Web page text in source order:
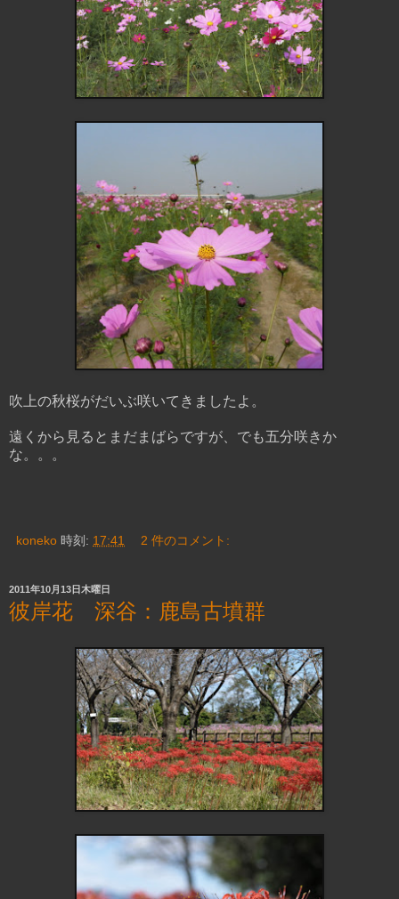
吹上の秋桜がだいぶ咲いてきましたよ。
遠くから見るとまだまばらですが、でも五分咲きか
な。。。
koneko 時刻: 17:41 2 件のコメント:
2011年10月13日木曜日
彼岸花 深谷：鹿島古墳群